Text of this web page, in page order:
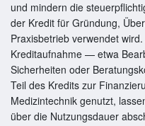
und mindern die
der Kredit für Gründung,
Praxisbetrieb verwendet
Kreditaufnahme — etwa
Sicherheiten oder
Teil des Kredits zur
Medizintechnik genutzt,
über die Nutzungsdauer